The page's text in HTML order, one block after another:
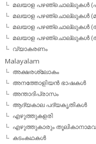
മലയാള പഴഞ്ചൊല്ലുകള്‍
മലയാള പഴഞ്ചൊല്ലുകള്‍
മലയാള പഴഞ്ചൊല്ലുകള്‍
മലയാള പഴഞ്ചൊല്ലുകൾ
വ്യാകരണം
Malayalam
അക്ഷരശ്ലോകം
അനത്തോളിയന്‍ ഭാഷകള്‍
അന്താദിപ്രാസം
ആദ്യകാല പദ്യകൃതികള്‍
എഴുത്തുകളരി
എഴുത്തുകാരും
കടംകഥകള്‍